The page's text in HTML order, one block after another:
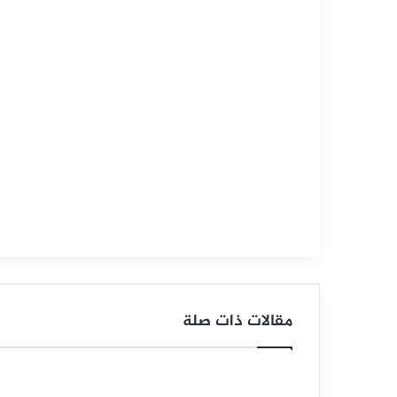
و
ل
ا
مقالات ذات صلة